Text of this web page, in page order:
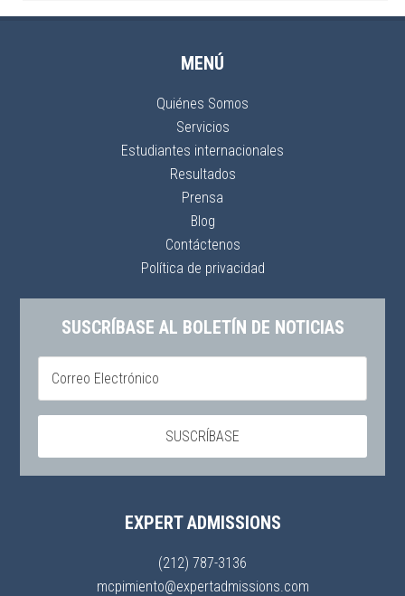
MENÚ
Quiénes Somos
Servicios
Estudiantes internacionales
Resultados
Prensa
Blog
Contáctenos
Política de privacidad
SUSCRÍBASE AL BOLETÍN DE NOTICIAS
EXPERT ADMISSIONS
(212) 787-3136
mcpimiento@expertadmissions.com